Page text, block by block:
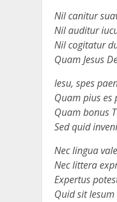
Nil canitur
Nil auditur
Nil cogitatur
Quam Jesus
Iesu, spes
Quam pius es
Quam bonus
Sed quid
Nec lingua
Nec littera
Expertus
Quid sit